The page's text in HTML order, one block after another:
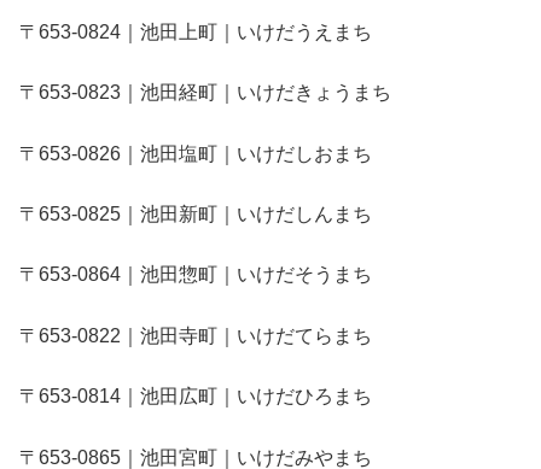
〒653-0824｜池田上町｜いけだうえまち
〒653-0823｜池田経町｜いけだきょうまち
〒653-0826｜池田塩町｜いけだしおまち
〒653-0825｜池田新町｜いけだしんまち
〒653-0864｜池田惣町｜いけだそうまち
〒653-0822｜池田寺町｜いけだてらまち
〒653-0814｜池田広町｜いけだひろまち
〒653-0865｜池田宮町｜いけだみやまち